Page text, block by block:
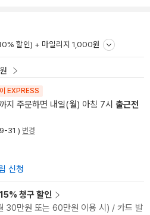
할인) + 마일리지 1,000원
원
EXPRESS
지 주문하면 내일(월) 아침 7시 출근전
31 ) 변경
신청
청구 할인
30만원 또는 60만원 이용 시) / 카드 발